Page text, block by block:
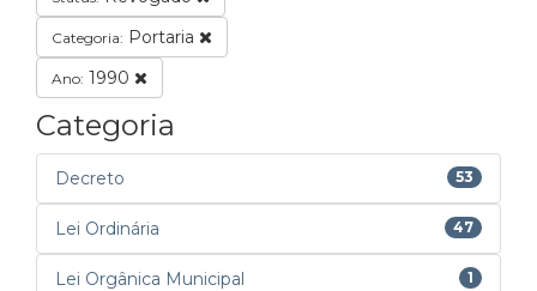
Categoria: Portaria
Ano: 1990
Categoria
Decreto 53
Lei Ordinária 47
Lei Orgânica Municipal 1